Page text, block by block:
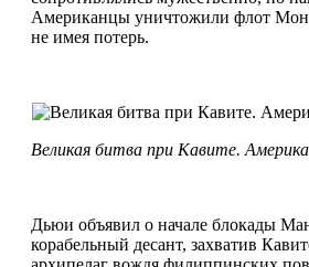
Американцы уничтожили флот
не имея потерь.
Великая битва при Кавите.
Дьюи объявил о начале блокады
корабельный десант, захватив